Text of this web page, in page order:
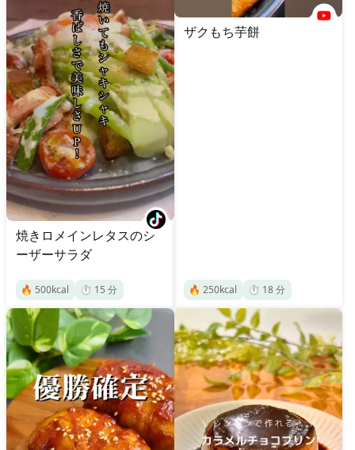
焼きロメインレタスのシ
ーザーサラダ
🔥 500kcal ⏱️ 15 分
ザクもち芋餅
🔥 250kcal ⏱️ 18分